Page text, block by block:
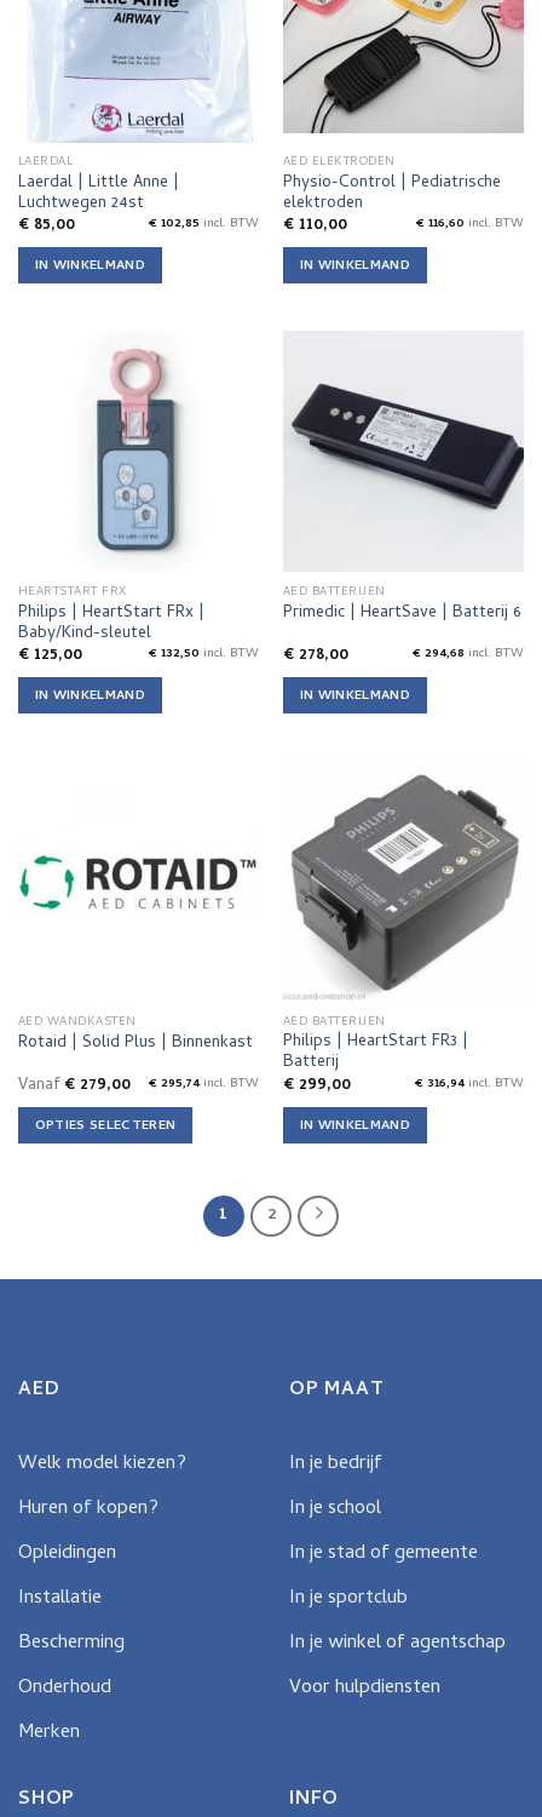
LAERDAL
Laerdal | Little Anne |
Luchtwegen 24st
€85,00 €102,85 incl. BTW
IN WINKELMAND
AED ELEKTRODEN
Physio-Control | Pediatrische
elektroden
€110,00 €116,60 incl. BTW
IN WINKELMAND
HEARTSTART FRX
Philips | HeartStart FRx |
Baby/Kind-sleutel
€125,00 €132,50 incl. BTW
IN WINKELMAND
AED BATTERIJEN
Primedic | HeartSave | Batterij 6
€278,00 €294,68 incl. BTW
IN WINKELMAND
AED WANDKASTEN
Rotaid | Solid Plus | Binnenkast
Vanaf€279,00 €295,74 incl. BTW
OPTIES SELECTEREN
Deze
worden
productpagina
AED BATTERIJEN
Philips | HeartStart FR3 |
Batterij
€299,00 € 316,94 incl. BTW
IN WINKELMAND
1 2
AED
Welk model kiezen?
Huren of kopen?
Opleidingen
Installatie
Bescherming
Onderhoud
Merken
OP MAAT
In je bedrijf
In je school
In je stad of gemeente
In je sportclub
In je winkel of agentschap
Voor hulpdiensten
SHOP INFO